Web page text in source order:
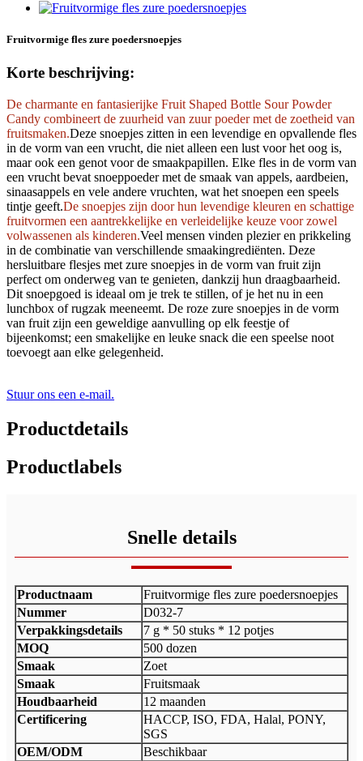
Fruitvormige fles zure poedersnoepjes
Korte beschrijving:
De charmante en fantasierijke Fruit Shaped Bottle Sour Powder
Candy combineert de zuurheid van zuur poeder met de zoetheid van
fruitsmaken.Deze snoepjes zitten in een levendige en opvallende fles
in de vorm van een vrucht, die niet alleen een lust voor het oog is,
maar ook een genot voor de smaakpapillen. Elke fles in de vorm van
een vrucht bevat snoeppoeder met de smaak van appels, aardbeien,
sinaasappels en vele andere vruchten, wat het snoepen een speels
tintje geeft.De snoepjes zijn door hun levendige kleuren en schattige
fruitvormen een aantrekkelijke en verleidelijke keuze voor zowel
volwassenen als kinderen.Veel mensen vinden plezier en prikkeling
in de combinatie van verschillende smaakingrediënten. Deze
hersluitbare flesjes met zure snoepjes in de vorm van fruit zijn
perfect om onderweg van te genieten, dankzij hun draagbaarheid.
Dit snoepgoed is ideaal om je trek te stillen, of je het nu in een
lunchbox of rugzak meeneemt. De roze zure snoepjes in de vorm
van fruit zijn een geweldige aanvulling op elk feestje of
bijeenkomst; een smakelijke en leuke snack die een speelse noot
toevoegt aan elke gelegenheid.
Stuur ons een e-mail.
Productdetails
Productlabels
Snelle details
Productnaam
Fruitvormige fles zure poedersnoepjes
Nummer
D032-7
Verpakkingsdetails
7 g * 50 stuks * 12 potjes
MOQ
500 dozen
Smaak
Zoet
Smaak
Fruitsmaak
Houdbaarheid
12 maanden
Certificering
HACCP, ISO, FDA, Halal, PONY,
SGS
OEM/ODM
Beschikbaar